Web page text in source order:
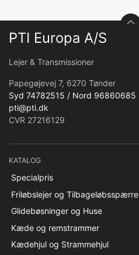
PTI Europa A/S
Lejer & Transmissioner
Papegøjevej 7, 6270 Tønder
Syd 74782515 / Nord 96860685
pti@pti.dk
CVR 27216129
KATALOG
Specialpris
Friløbslejer og Tilbageløbsspærre
Glidebøsninger og Huse
Kæde og remstrammer
Kædehjul og Strammehjul